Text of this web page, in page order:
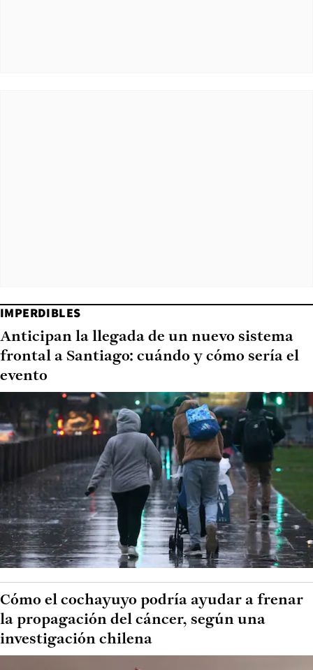
IMPERDIBLES
Anticipan la llegada de un nuevo sistema
frontal a Santiago: cuándo y cómo sería el
evento
Cómo el cochayuyo podría ayudar a frenar
la propagación del cáncer, según una
investigación chilena